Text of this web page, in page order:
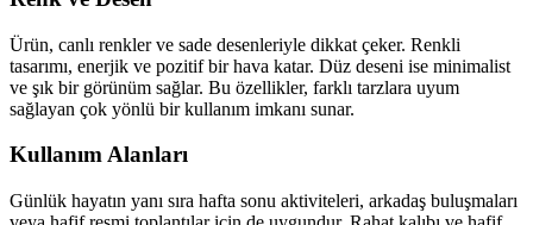
Ürün, canlı renkler ve sade desenleriyle dikkat çeker. Renkli
tasarımı, enerjik ve pozitif bir hava katar. Düz deseni ise minimalist
ve şık bir görünüm sağlar. Bu özellikler, farklı tarzlara uyum
sağlayan çok yönlü bir kullanım imkanı sunar.
Kullanım Alanları
Günlük hayatın yanı sıra hafta sonu aktiviteleri, arkadaş buluşmaları